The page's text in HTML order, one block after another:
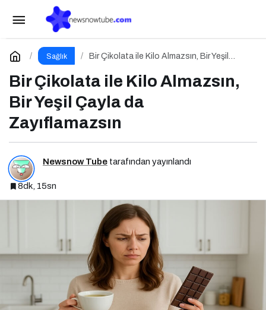
Sağlık
Bir Çikolata ile Kilo Almazsın, Bir Yeşil
Bir Çikolata ile Kilo Almazsın,
Bir Yeşil Çayla da
Zayıflamazsın
Newsnow Tube tarafından yayınlandı
8dk, 15sn
Yeme Atağından Sonra: Ceza Değil, Denge
Zamanı
Yorum Yap